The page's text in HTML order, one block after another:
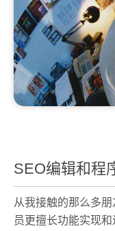
SEO编辑和程
从我接触的那么多
员更擅长功能实现